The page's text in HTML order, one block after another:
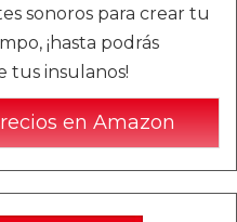
sonoros para crear tu
¡hasta podrás
tus insulanos!
en Amazon